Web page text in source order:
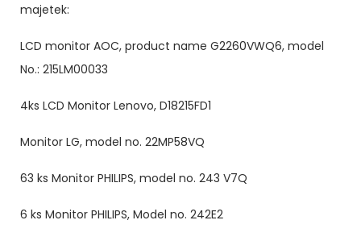
majetek:
LCD monitor AOC, product name G2260VWQ6, model
No.: 215LM00033
4ks LCD Monitor Lenovo, D18215FD1
Monitor LG, model no. 22MP58VQ
63 ks Monitor PHILIPS, model no. 243 V7Q
6 ks Monitor PHILIPS, Model no. 242E2